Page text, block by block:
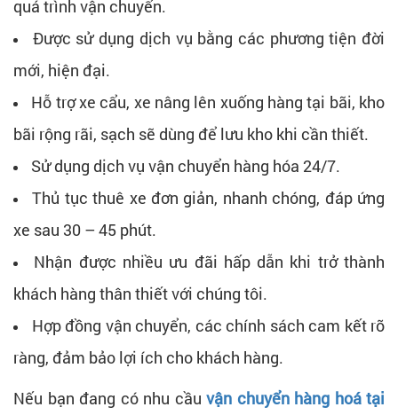
quá trình vận chuyển.
Được sử dụng dịch vụ bằng các phương tiện đời
mới, hiện đại.
Hỗ trợ xe cẩu, xe nâng lên xuống hàng tại bãi, kho
bãi rộng rãi, sạch sẽ dùng để lưu kho khi cần thiết.
Sử dụng dịch vụ vận chuyển hàng hóa 24/7.
Thủ tục thuê xe đơn giản, nhanh chóng, đáp ứng
xe sau 30 – 45 phút.
Nhận được nhiều ưu đãi hấp dẫn khi trở thành
khách hàng thân thiết với chúng tôi.
Hợp đồng vận chuyển, các chính sách cam kết rõ
ràng, đảm bảo lợi ích cho khách hàng.
Nếu bạn đang có nhu cầu vận chuyển hàng hoá tại